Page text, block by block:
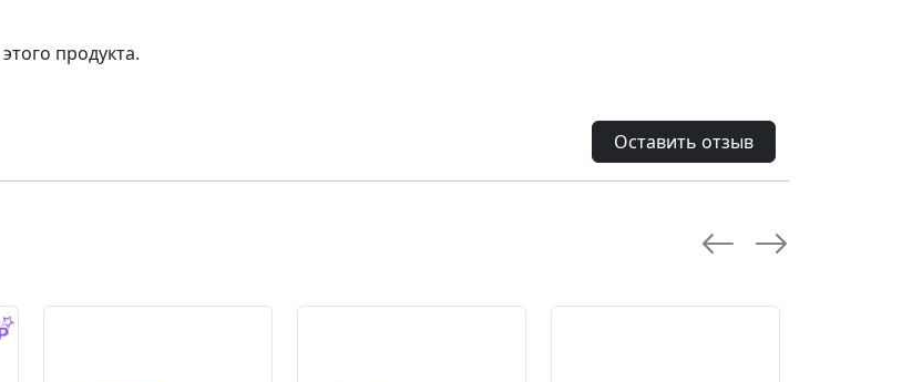
продукта.
Оставить отзыв